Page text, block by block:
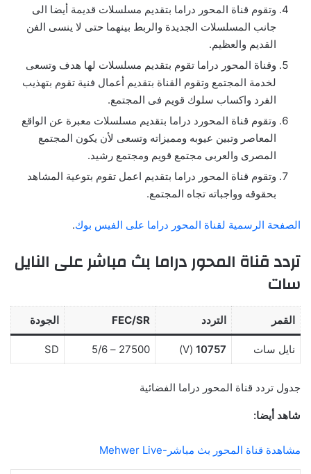
وتقوم قناة المحور دراما بتقديم مسلسلات قديمة أيضا الى
جانب المسلسلات الجديدة والربط بينهما حتى لا ينسى الفن
القديم والعظيم.
وقناة المحور دراما تقوم بتقديم مسلسلات لها هدف وتسعى
لخدمة المجتمع وتقوم القناة بتقديم أعمال فنية تقوم بتهذيب
الفرد واكساب سلوك قويم فى المجتمع.
وتقوم قناة المحورد دراما بتقديم مسلسلات معبرة عن الواقع
المعاصر وتبين عيوبه ومميزاته وتسعى لأن يكون المجتمع
المصرى والعربى مجتمع قويم ومجتمع رشيد.
وتقوم قناة المحور دراما بتقديم اعمل تقوم بتوعية المشاهد
بحقوقه وواجباته تجاه المجتمع.
الصفحة الرسمية لقناة المحور دراما على الفيس بوك.
تردد قناة المحور دراما بث مباشر على النايل
سات
القمر التردد FEC/SR الجودة
نايل سات 10757
(V)
27500 – 5/6
SD
جدول تردد قناة المحور دراما الفضائية
شاهد أيضا:
مشاهدة قناة المحور بث مباشر-Mehwer Live